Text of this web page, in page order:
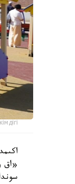
«اق